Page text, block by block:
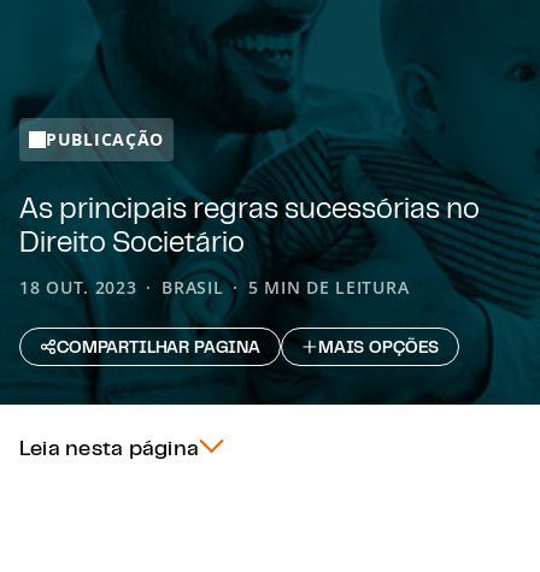
PUBLICAÇÃO
As principais regras sucessórias no
Direito Societário
18 OUT. 2023 BRASIL 5 MIN DE LEITURA
COMPARTILHAR PAGINA MAIS OPÇÕES
Leia nesta página